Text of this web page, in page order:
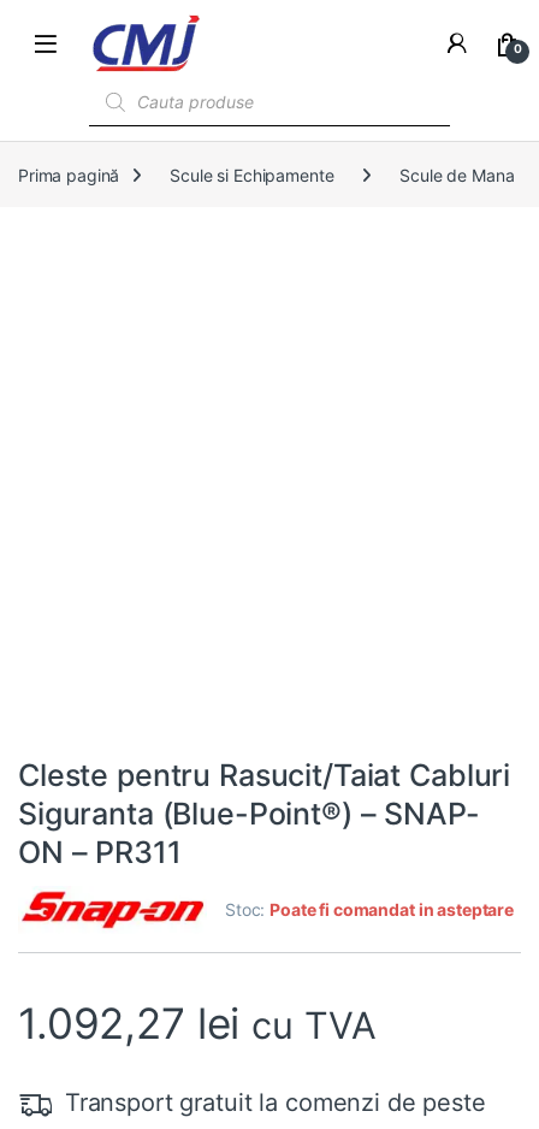
0
Prima pagină Scule si Echipamente Scule de Mana
Cleste pentru Rasucit/Taiat Cabluri
Siguranta (Blue-Point®) – SNAP-
ON – PR311
Stoc: Poate fi comandat in asteptare
1.092,27 lei cu TVA
Transport gratuit la comenzi de peste